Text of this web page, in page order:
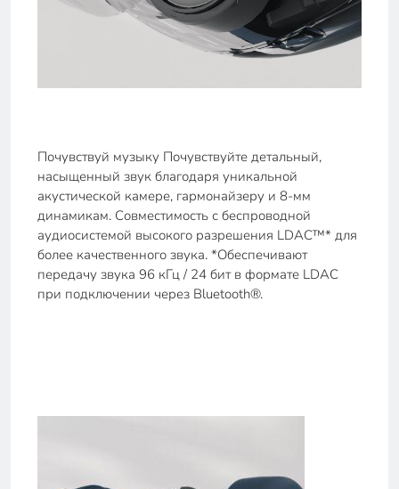
Почувствуй музыку Почувствуйте детальный,
насыщенный звук благодаря уникальной
акустической камере, гармонайзеру и 8-мм
динамикам. Совместимость с беспроводной
аудиосистемой высокого разрешения LDAC™* для
более качественного звука. *Обеспечивают
передачу звука 96 кГц / 24 бит в формате LDAC
при подключении через Bluetooth®.